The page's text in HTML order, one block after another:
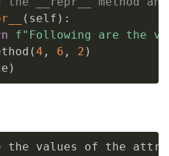
( self ) :
f"Following are the
(4 , 6 , 2 )
)
the values of the